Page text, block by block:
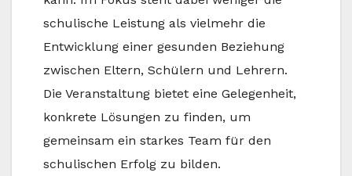
schulische Leistung als vielmehr die
Entwicklung einer gesunden Beziehung
zwischen Eltern, Schülern und Lehrern.
Die Veranstaltung bietet eine Gelegenheit,
konkrete Lösungen zu finden, um
gemeinsam ein starkes Team für den
schulischen Erfolg zu bilden.